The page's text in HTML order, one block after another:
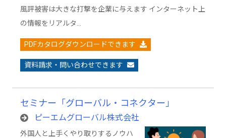
風評被害は大きな打撃を企業に与えます インターネット上
の情報をリアルタ…
PDFカタログダウンロードできます
資料請求・問い合わせできます
セミナー「グローバル・コネクター」
ピーエムグローバル株式会社
外国人と上手くやり取りするノウハ